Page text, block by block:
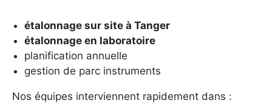
étalonnage sur site à Tanger
étalonnage en laboratoire
planification annuelle
gestion de parc instruments
Nos équipes interviennent rapidement dans :